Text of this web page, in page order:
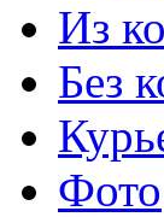
Из
Без
Фото